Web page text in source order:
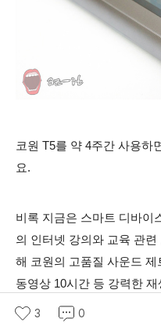
코원 T5를 약 4주간 사용하
요.
비록 지금은 스마트 디바이
의 인터넷 강의와 교육 관
해 코원의 고품질 사운드
동영상 10시간 등 강력한
음악 등을 감상할 수 있다는
3 0